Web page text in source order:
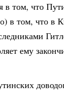
в том, что
в том, что в
ему